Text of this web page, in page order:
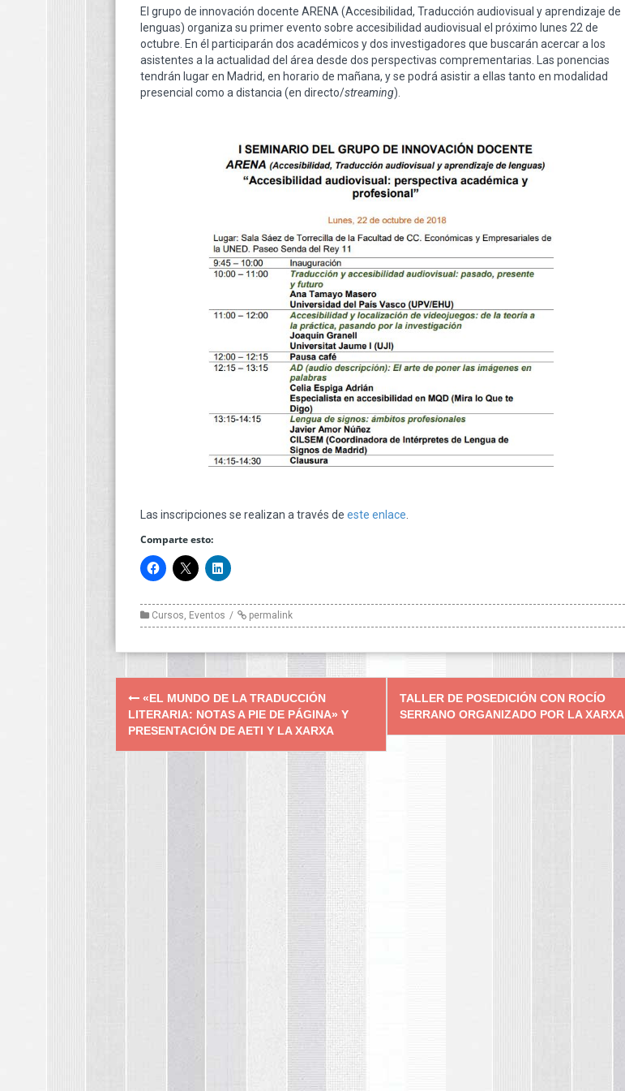
El grupo de innovación docente ARENA (Accesibilidad, Traducción audiovisual y aprendizaje de
lenguas) organiza su primer evento sobre accesibilidad audiovisual el próximo lunes 22 de
octubre. En él participarán dos académicos y dos investigadores que buscarán acercar a los
asistentes a la actualidad del área desde dos perspectivas comprementarias. Las ponencias
tendrán lugar en Madrid, en horario de mañana, y se podrá asistir a ellas tanto en modalidad
presencial como a distancia (en directo/streaming).
Las inscripciones se realizan a través de este enlace
Comparte esto:
Cursos Eventos permalink
Post
navigation
«EL MUNDO DE LA TRADUCCIÓN
LITERARIA: NOTAS A PIE DE PÁGINA» Y
PRESENTACIÓN DE AETI Y LA XARXA
TALLER DE POSEDICIÓN CON ROCÍO
SERRANO ORGANIZADO POR LA XARXA